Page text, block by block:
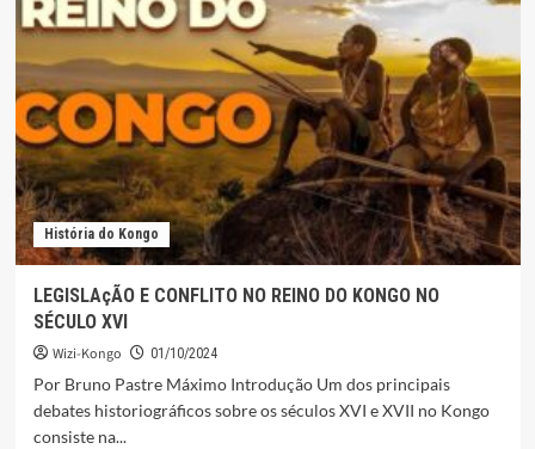
FILÓSOFO
NA
SOCIEDADE
KONGO
História do Kongo
LEGISLAçÃO E CONFLITO NO REINO DO KONGO NO
SÉCULO XVI
Wizi-Kongo 01/10/2024
Por Bruno Pastre Máximo Introdução Um dos principais
debates historiográficos sobre os séculos XVI e XVII no Kongo
consiste na...